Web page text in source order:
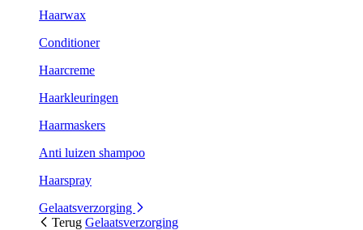
Haarwax
Conditioner
Haarcreme
Haarkleuringen
Haarmaskers
Anti luizen shampoo
Haarspray
Gelaatsverzorging
Terug Gelaatsverzorging